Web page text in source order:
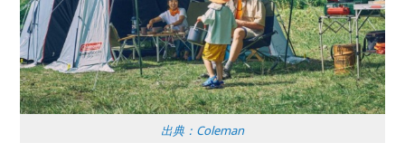
出典：Coleman